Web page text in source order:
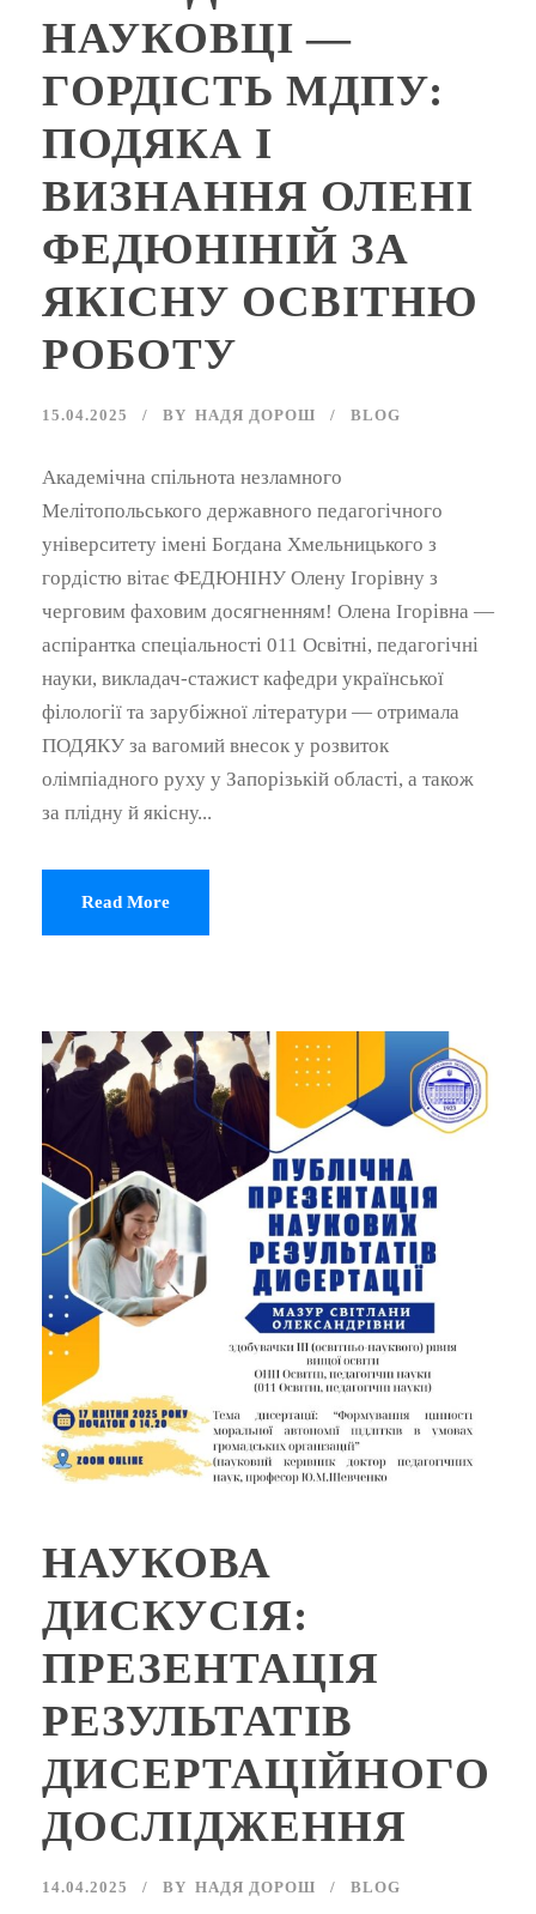
НАУКОВЦІ —
ГОРДІСТЬ МДПУ:
ПОДЯКА І
ВИЗНАННЯ ОЛЕНІ
ФЕДЮНІНІЙ ЗА
ЯКІСНУ ОСВІТНЮ
РОБОТУ
15.04.2025 BY НАДЯ ДОРОШ BLOG
Академічна спільнота незламного
Мелітопольського державного педагогічного
університету імені Богдана Хмельницького з
гордістю вітає ФЕДЮНІНУ Олену Ігорівну з
черговим фаховим досягненням! Олена Ігорівна —
аспірантка спеціальності 011 Освітні, педагогічні
науки, викладач-стажист кафедри української
філології та зарубіжної літератури — отримала
ПОДЯКУ за вагомий внесок у розвиток
олімпіадного руху у Запорізькій області, а також
за плідну й якісну...
Read More
НАУКОВА
ДИСКУСІЯ:
ПРЕЗЕНТАЦІЯ
РЕЗУЛЬТАТІВ
ДИСЕРТАЦІЙНОГО
ДОСЛІДЖЕННЯ
14.04.2025 BY НАДЯ ДОРОШ BLOG